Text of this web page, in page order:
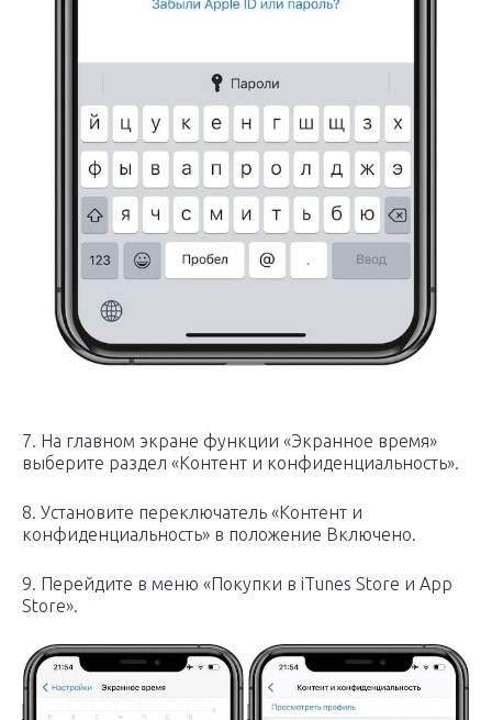
7. На главном экране функции «Экранное время»
выберите раздел «Контент и конфиденциальность».
8. Установите переключатель «Контент и
конфиденциальность» в положение Включено.
9. Перейдите в меню «Покупки в iTunes Store и App
Store».